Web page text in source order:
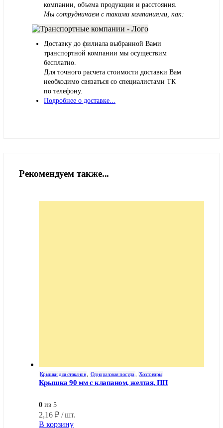
компании, объема продукции и расстояния.
Мы сотрудничаем с такими компаниями, как:
Доставку до филиала выбранной Вами
транспортной компании мы осуществим
бесплатно.
Для точного расчета стоимости доставки Вам
необходимо связаться со специалистами ТК
по телефону.
Подробнее о доставке...
Рекомендуем также...
Крышки для стаканов Одноразовая посуда Хозтовары
Крышка 90 мм с клапаном, желтая, ПП
0 из 5
2,16 ₽ / шт.
В корзину